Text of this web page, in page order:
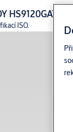
HS9120GAT
ISO.